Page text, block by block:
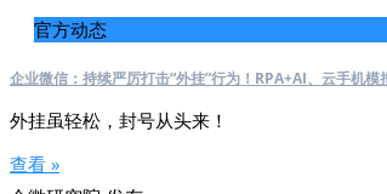
官方动态
企业微信：持续严厉打击“外挂”行为！RPA+AI、云手机模
外挂虽轻松，封号从头来！
查看 »